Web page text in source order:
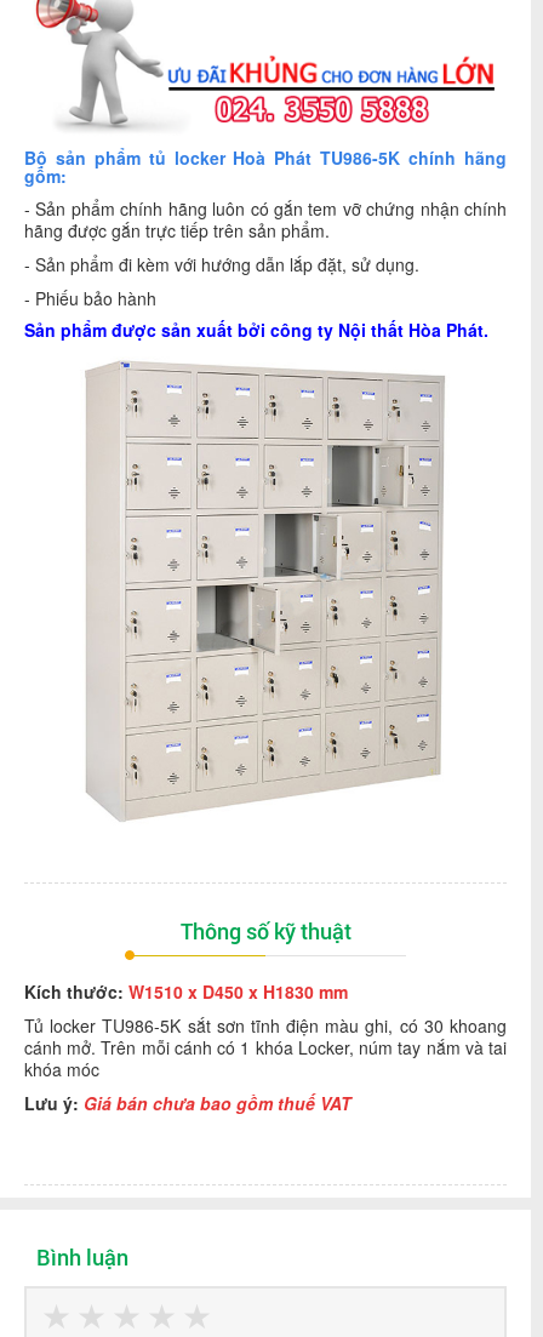
Bộ sản phẩm tủ locker Hoà Phát TU986-5K chính hãng
gồm:
- Sản phẩm chính hãng luôn có gắn tem vỡ chứng nhận chính
hãng được gắn trực tiếp trên sản phẩm.
- Sản phẩm đi kèm với hướng dẫn lắp đặt, sử dụng.
- Phiếu bảo hành
Sản phẩm được sản xuất bởi công ty Nội thất Hòa Phát.
Thông số kỹ thuật
Kích thước: W1510 x D450 x H1830 mm
Tủ locker TU986-5K sắt sơn tĩnh điện màu ghi, có 30 khoang
cánh mở. Trên mỗi cánh có 1 khóa Locker, núm tay nắm và tai
khóa móc
Lưu ý: Giá bán chưa bao gồm thuế VAT
Bình luận
★
★
★
★
★